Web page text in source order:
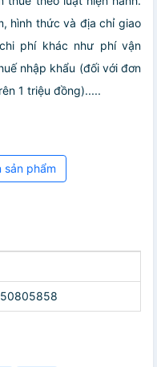
hình thức và địa chỉ giao
phí khác như phí vận
nhập khẩu (đối với đơn
1 triệu đồng).....
sản phẩm